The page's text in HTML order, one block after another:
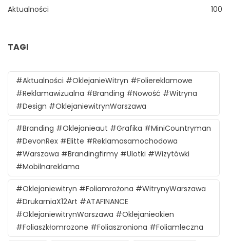
Aktualności 100
TAGI
#aktualności #oklejanieWitryn #foliereklamowe
#reklamawizualna #branding #nowość #witryna
#design #oklejaniewitrynWarszawa
#branding #oklejanieaut #grafika #MiniCountryman
#DevonRex #Elitte #reklamasamochodowa
#Warszawa #brandingfirmy #ulotki #wizytówki
#mobilnareklama
#oklejaniewitryn #foliamrożona #witrynyWarszawa
#DrukarniaX12Art #ATAFINANCE
#oklejaniewitrynWarszawa #oklejanieokien
#foliaszkłomrozone #foliaszroniona #foliamleczna